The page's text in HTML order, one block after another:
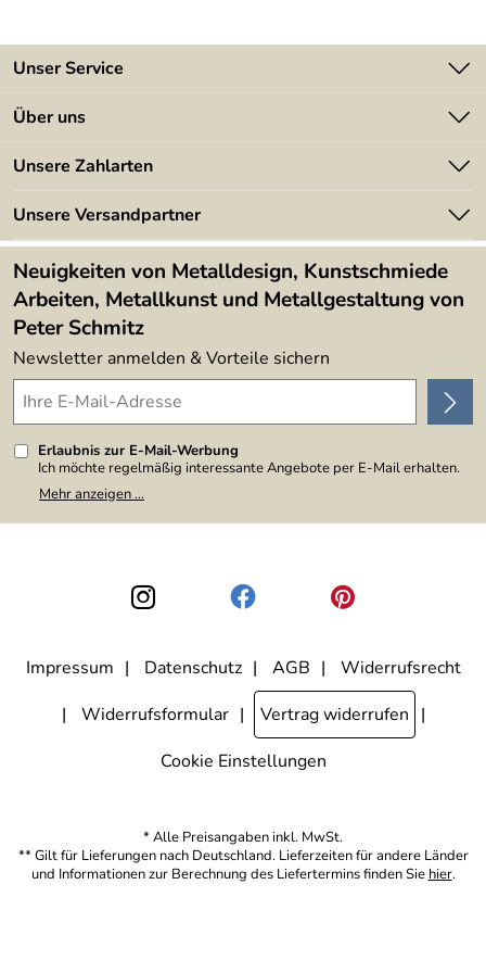
Unser Service
Kontakt
Kundeninformationen
Newsletter
Lieferbedingungen
Über uns
Angebote
Kundenbewertungen (394)
4,9/5
Unsere Zahlarten
Unsere Versandpartner
Neuigkeiten von Metalldesign, Kunstschmiede
Arbeiten, Metallkunst und Metallgestaltung von
Peter Schmitz
Newsletter anmelden & Vorteile sichern
Erlaubnis zur E-Mail-Werbung
Ich möchte regelmäßig interessante Angebote per E-Mail erhalten.
Meine E-Mail-Adresse wird nicht an andere Unternehmen
weitergegeben. Zu statistischen Zwecken wird in anonymer Form
den Link "Abmelden" am Ende des Newsletters anklicke. Die
Datenschutzerklärung
habe ich zur Kenntnis genommen.
Mehr anzeigen ...
Impressum Datenschutz AGB
Widerrufsrecht
Widerrufsformular
Vertrag widerrufen
Cookie Einstellungen
* Alle Preisangaben inkl. MwSt.
** Gilt für Lieferungen nach Deutschland. Lieferzeiten für andere Länder
und Informationen zur Berechnung des Liefertermins finden Sie hier.